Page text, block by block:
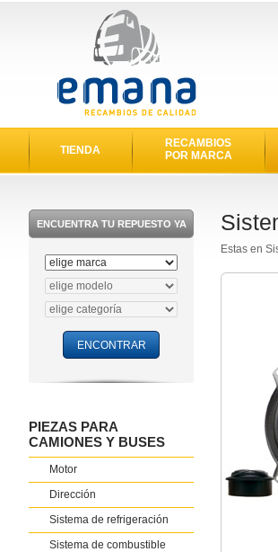
TIENDA
RECAMBIOS
POR MARCA
ENCUENTRA TU REPUESTO YA
PIEZAS PARA
CAMIONES Y BUSES
Motor
Dirección
Sistema de refrigeración
Sistema de combustible
Estas en